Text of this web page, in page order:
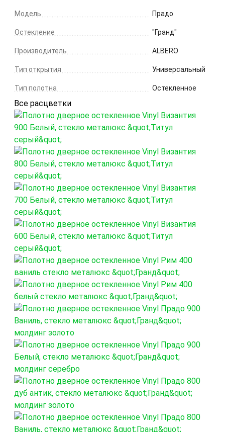
Модель Прадо
Остекление "Гранд"
Производитель ALBERO
Тип открытия Универсальный
Тип полотна Остекленное
Все расцветки